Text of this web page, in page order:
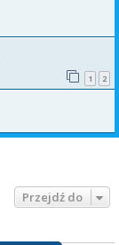
1 2
Przejdź do